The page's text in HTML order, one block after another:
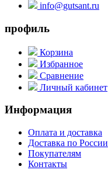
info@gutsant.ru
профиль
Корзина
Избранное
Сравнение
Личный кабинет
Информация
Оплата и доставка
Доставка по России
Покупателям
Контакты